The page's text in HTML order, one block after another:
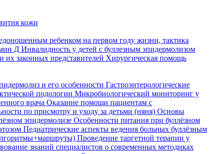
кожи
ребенком на первом году жизни, тактика
Д Инвалидность у детей с буллезным эпидермолизом
законных представителей Хирургическая помощь
и его особенности Гастроэнтерологические
подологии Микробиологический мониторинг у
врача Оказание помощи пациентам с
по присмотру и уходу за детьми (няня) Основы
эпидермолизе Особенности питания при буллёзном
Педиатрические аспекты ведения больных буллёзным
Проведение таргетной терапии у
знаний специалистов о современных методиках